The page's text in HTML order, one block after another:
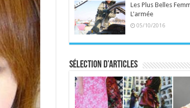
Les Plus Belles
L'armée
05/10/2016
Sélection d’articles